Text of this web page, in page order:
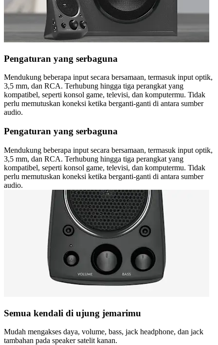
Pengaturan yang serbaguna
Mendukung beberapa input secara bersamaan, termasuk input optik,
3,5 mm, dan RCA. Terhubung hingga tiga perangkat yang
kompatibel, seperti konsol game, televisi, dan komputermu. Tidak
perlu memutuskan koneksi ketika berganti-ganti di antara sumber
audio.
Pengaturan yang serbaguna
Mendukung beberapa input secara bersamaan, termasuk input optik,
3,5 mm, dan RCA. Terhubung hingga tiga perangkat yang
kompatibel, seperti konsol game, televisi, dan komputermu. Tidak
perlu memutuskan koneksi ketika berganti-ganti di antara sumber
audio.
Semua kendali di ujung jemarimu
Mudah mengakses daya, volume, bass, jack headphone, dan jack
tambahan pada speaker satelit kanan.